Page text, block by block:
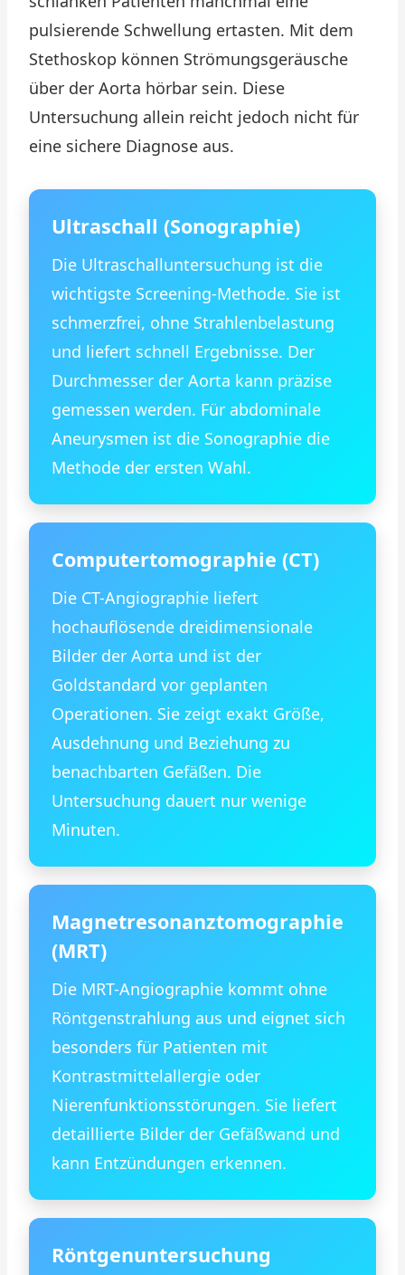
pulsierende Schwellung ertasten. Mit dem
Stethoskop können Strömungsgeräusche
über der Aorta hörbar sein. Diese
Untersuchung allein reicht jedoch nicht für
eine sichere Diagnose aus.
Ultraschall (Sonographie)
Die Ultraschalluntersuchung ist die
wichtigste Screening-Methode. Sie ist
schmerzfrei, ohne Strahlenbelastung
und liefert schnell Ergebnisse. Der
Durchmesser der Aorta kann präzise
gemessen werden. Für abdominale
Aneurysmen ist die Sonographie die
Methode der ersten Wahl.
Computertomographie (CT)
Die CT-Angiographie liefert
hochauflösende dreidimensionale
Bilder der Aorta und ist der
Goldstandard vor geplanten
Operationen. Sie zeigt exakt Größe,
Ausdehnung und Beziehung zu
benachbarten Gefäßen. Die
Untersuchung dauert nur wenige
Minuten.
Magnetresonanztomographie
(MRT)
Die MRT-Angiographie kommt ohne
Röntgenstrahlung aus und eignet sich
besonders für Patienten mit
Kontrastmittelallergie oder
Nierenfunktionsstörungen. Sie liefert
detaillierte Bilder der Gefäßwand und
kann Entzündungen erkennen.
Röntgenuntersuchung